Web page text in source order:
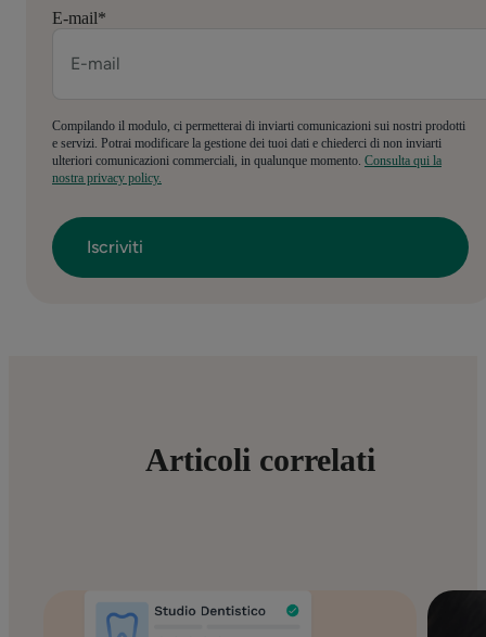
E-mail*
Compilando il modulo, ci permetterai di inviarti comunicazioni sui nostri prodotti
e servizi. Potrai modificare la gestione dei tuoi dati e chiederci di non inviarti
ulteriori comunicazioni commerciali, in qualunque momento. Consulta qui la
nostra privacy policy.
Articoli correlati